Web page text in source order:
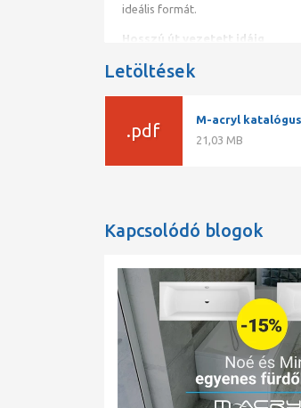
ideális formát.
Hosszú út vezetett idáig
alapanyagból készült kádakat
Nem kell elutaznia, hogy egy
formájú és
nagy az alapterülete.
Letöltések
.pdf
M-acryl katalógus
21,03 MB
Kapcsolódó blogok